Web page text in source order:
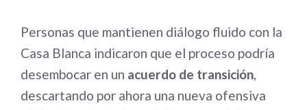
Personas que mantienen diálogo fluido con la
Casa Blanca indicaron que el proceso podría
desembocar en un acuerdo de transición,
descartando por ahora una nueva ofensiva